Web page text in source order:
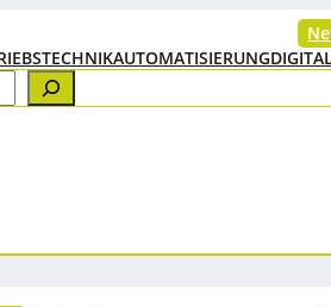
AUTOMATISIERUNG